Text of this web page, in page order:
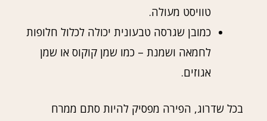
טוויסט מעולה.
כמובן שגרסה טבעונית יכולה לכלול חלופות
לחמאה ושמנת – כמו שמן קוקוס או שמן
אגוזים.
בכל שדרוג, הפירה מפסיק להיות סתם ממרח